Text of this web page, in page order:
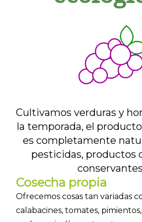
Cultivamos verduras y
la temporada, el
es completamente
pesticidas, productos
Cosecha propia
Ofrecemos cosas tan variadas
calabacines, tomates,